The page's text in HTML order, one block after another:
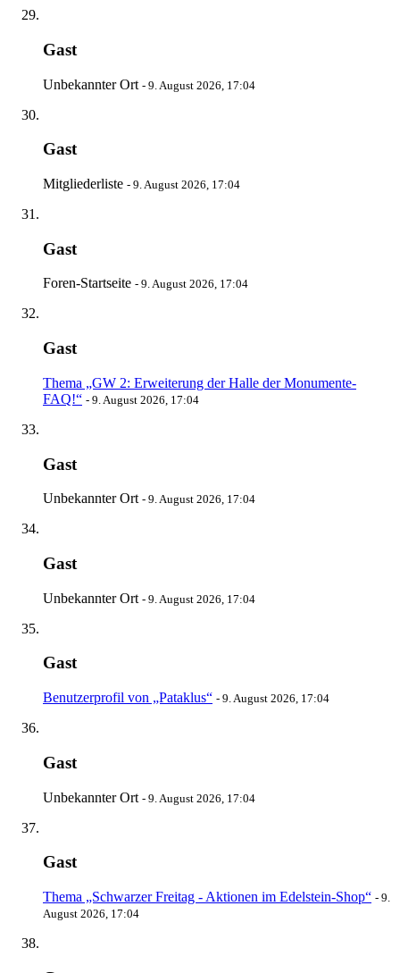
Gast
Unbekannter Ort - 9. August 2026, 17:04
Gast
Mitgliederliste - 9. August 2026, 17:04
Gast
Foren-Startseite - 9. August 2026, 17:04
Gast
Thema „GW 2: Erweiterung der Halle der Monumente-
FAQ!“ - 9. August 2026, 17:04
Gast
Unbekannter Ort - 9. August 2026, 17:04
Gast
Unbekannter Ort - 9. August 2026, 17:04
Gast
Benutzerprofil von „Pataklus“ - 9. August 2026, 17:04
Gast
Unbekannter Ort - 9. August 2026, 17:04
Gast
Thema „Schwarzer Freitag - Aktionen im Edelstein-Shop“ - 9.
August 2026, 17:04